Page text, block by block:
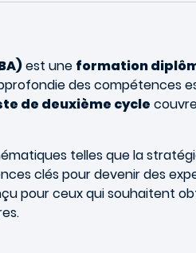
est une formation
des compétences
de deuxième cycle
telles que la
clés pour devenir des
pour ceux qui souhaitent